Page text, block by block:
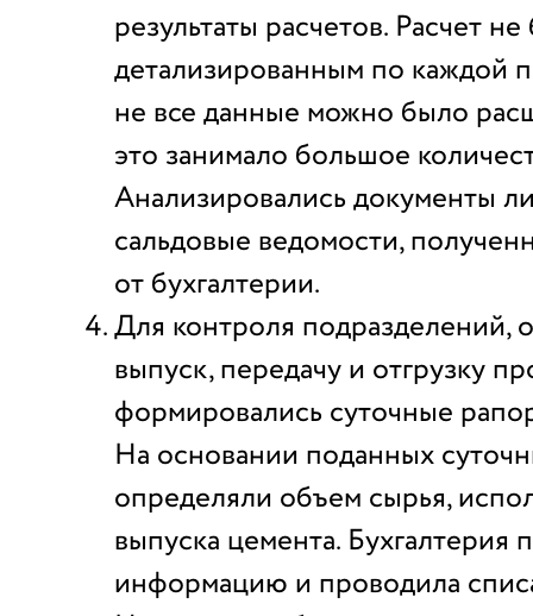
результаты расчетов. Расчет
детализированным по каждой
не все данные можно было
это занимало большое
Анализировались документы
сальдовые ведомости,
от бухгалтерии.
Для контроля подразделений,
выпуск, передачу и отгрузку
формировались суточные
На основании поданных
определяли объем сырья,
выпуска цемента. Бухгалтерия
информацию и проводила